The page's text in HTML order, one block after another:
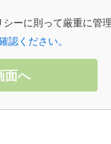
ーに則って厳重に管理
ください。
面へ